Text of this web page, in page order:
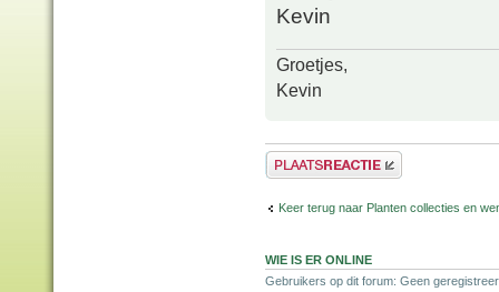
Kevin
Groetjes,
Kevin
Plaats een reactie
Keer terug naar Planten collecties en
WIE IS ER ONLINE
Gebruikers op dit forum: Geen